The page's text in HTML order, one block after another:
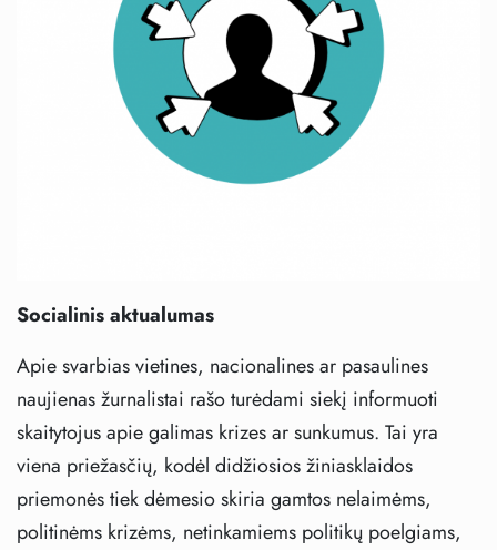
Socialinis aktualumas
Apie svarbias vietines, nacionalines ar pasaulines
naujienas žurnalistai rašo turėdami siekį informuoti
skaitytojus apie galimas krizes ar sunkumus. Tai yra
viena priežasčių, kodėl didžiosios žiniasklaidos
priemonės tiek dėmesio skiria gamtos nelaimėms,
politinėms krizėms, netinkamiems politikų poelgiams,